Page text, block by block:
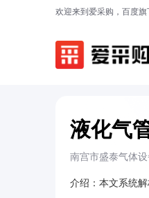
欢迎来到爱采购，百度旗
液化气
南宫市盛泰气体设
介绍： 本文系统